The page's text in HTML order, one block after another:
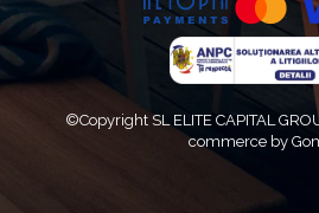
©Copyright SL ELITE CAPITAL
commerce by